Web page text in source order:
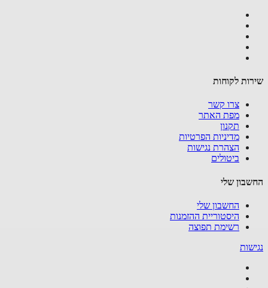
לקוחות
צרו קשר
מפת האתר
תקנון
מדיניות הפרטיות
הצהרת נגישות
ביטולים
שלי
החשבון שלי
היסטוריית ההזמנות
רשימת תפוצה